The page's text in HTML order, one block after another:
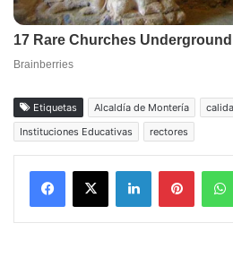
Etiquetas Alcaldía de Montería
Instituciones Educativas
rectores
Facebook
X LinkedIn